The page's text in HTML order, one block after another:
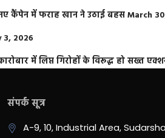
कैंपेन में फराह खान ने उठाई बहसMarch
3, 2026
में लिप्त गिरोहों के विरूद्ध हो सख्त
संपर्क सूत्र
A-9, 10, Industrial Area,